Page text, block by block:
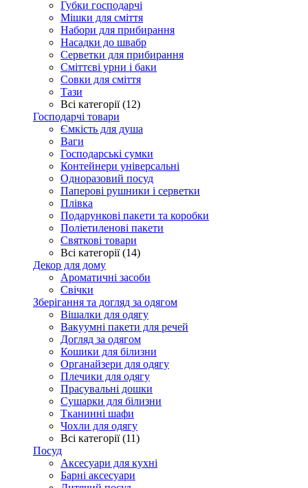
Губки господарчі
Мішки для сміття
Набори для прибирання
Насадки до швабр
Серветки для прибирання
Сміттєві урни і баки
Совки для сміття
Тази
Всі категорії (12)
Господарчі товари
Ємкість для душа
Ваги
Господарські сумки
Контейнери універсальні
Одноразовий посуд
Паперові рушники і серветки
Плівка
Подарункові пакети та коробки
Поліетиленові пакети
Святкові товари
Всі категорії (14)
Декор для дому
Ароматичні засоби
Свічки
Зберігання та догляд за одягом
Вішалки для одягу
Вакуумні пакети для речей
Догляд за одягом
Кошики для білизни
Органайзери для одягу
Плечики для одягу
Прасувальні дошки
Сушарки для білизни
Тканинні шафи
Чохли для одягу
Всі категорії (11)
Посуд
Аксесуари для кухні
Барні аксесуари